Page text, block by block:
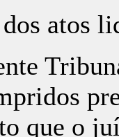
atos
que o